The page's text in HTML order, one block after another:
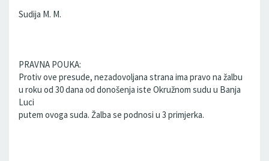
Sudija M. M.
PRAVNA POUKA:
Protiv ove presude, nezadovoljana strana ima pravo na žalbu
u roku od 30 dana od donošenja iste Okružnom sudu u Banja
Luci
putem ovoga suda. Žalba se podnosi u 3 primjerka.